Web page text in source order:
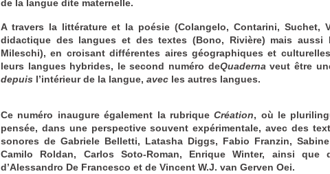
de la langue dite maternelle.
A travers la littérature et la poésie (Colangelo, Contarini, Suchet,
didactique des langues et des textes (Bono, Rivière) mais aussi
Mileschi), en croisant différentes aires géographiques et
leurs langues hybrides, le second numéro deQuadernaveut être
depuis l’intérieur de la langue, avec les autres langues.
Ce numéro inaugure également la rubriqueCréation, où le
pensée, dans une perspective souvent expérimentale, avec des
sonores de Gabriele Belletti, Latasha Diggs, Fabio Franzin,
Camilo Roldan, Carlos Soto-Roman, Enrique Winter, ainsi
d’Alessandro De Francesco et de Vincent W.J. van Gerven Oei.